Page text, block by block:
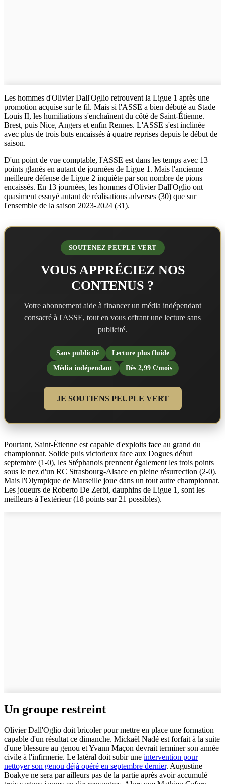
Les hommes d'Olivier Dall'Oglio retrouvent la Ligue 1 après une
promotion acquise sur le fil. Mais si l'ASSE a bien débuté au Stade
Louis II, les humiliations s'enchaînent du côté de Saint-Étienne.
Brest, puis Nice, Angers et enfin Rennes. L'ASSE s'est inclinée
avec plus de trois buts encaissés à quatre reprises depuis le début de
saison.
D'un point de vue comptable, l'ASSE est dans les temps avec 13
points glanés en autant de journées de Ligue 1. Mais l'ancienne
meilleure défense de Ligue 2 inquiète par son nombre de pions
encaissés. En 13 journées, les hommes d'Olivier Dall'Oglio ont
quasiment essuyé autant de réalisations adverses (30) que sur
l'ensemble de la saison 2023-2024 (31).
SOUTENEZ PEUPLE VERT
VOUS APPRÉCIEZ NOS
CONTENUS ?
Votre abonnement aide à financer un média indépendant
consacré à l'ASSE, tout en vous offrant une lecture sans
publicité.
Sans publicité
Lecture plus fluide
Média indépendant
Dès 2,99 €/mois
JE SOUTIENS PEUPLE VERT
Pourtant, Saint-Étienne est capable d'exploits face au grand du
championnat. Solide puis victorieux face aux Dogues début
septembre (1-0), les Stéphanois prennent également les trois points
sous le nez d'un RC Strasbourg-Alsace en pleine résurrection (2-0).
Mais l'Olympique de Marseille joue dans un tout autre championnat.
Les joueurs de Roberto De Zerbi, dauphins de Ligue 1, sont les
meilleurs à l'extérieur (18 points sur 21 possibles).
Un groupe restreint
Olivier Dall'Oglio doit bricoler pour mettre en place une formation
capable d'un résultat ce dimanche. Mickaël Nadé est forfait à la suite
d'une blessure au genou et Yvann Maçon devrait terminer son année
civile à l'infirmerie. Le latéral doit subir une intervention pour
nettoyer son genou déjà opéré en septembre dernier. Augustine
Boakye ne sera par ailleurs pas de la partie après avoir accumulé